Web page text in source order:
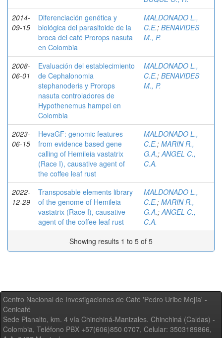
2014-
09-15
Diferenciación genética y
biológica del parasitoide de la
broca del café Prorops nasuta
en Colombia
MALDONADO L.,
C.E.; BENAVIDES
M., P.
2008-
06-01
Evaluación del establecimiento
de Cephalonomia
stephanoderis y Prorops
nasuta controladores de
Hypothenemus hampei en
Colombia
MALDONADO L.,
C.E.; BENAVIDES
M., P.
2023-
06-15
HevaGF: genomic features
from evidence based gene
calling of Hemileia vastatrix
(Race I), causative agent of
the coffee leaf rust
MALDONADO L.,
C.E.; MARIN R.,
G.A.;ANGEL C.,
C.A.
2022-
12-29
Transposable elements library
of the genome of Hemileia
vastatrix (Race I), causative
agent of the coffee leaf rust
MALDONADO L.,
C.E.; MARIN R.,
G.A.;ANGEL C.,
C.A.
Showing results 1 to 5 of 5
Centro Nacional de Investigaciones de Café 'Pedro Uribe Mejía' -
Cenicafé
Sede Planalto, km. 4 vía Chinchiná-Manizales. Chinchiná (Caldas) -
Colombia, Teléfono PBX +57(606)850 0707, Celular: 3503189866,